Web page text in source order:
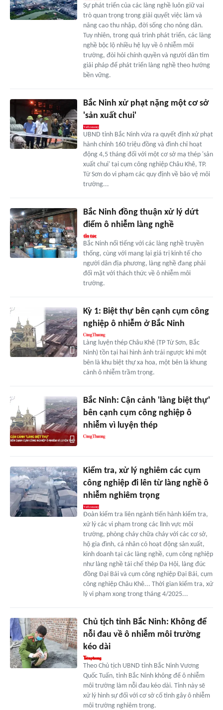
Sự phát triển của các làng nghề luôn giữ vai
trò quan trọng trong giải quyết việc làm và
nâng cao thu nhập, đời sống cho nông dân.
Tuy nhiên, trong quá trình phát triển, các làng
nghề bộc lộ nhiều hệ lụy về ô nhiễm môi
trường, đòi hỏi chính quyền và người dân tìm
giải pháp để phát triển làng nghề theo hướng
bền vững.
Bắc Ninh xử phạt nặng một cơ sở
'sản xuất chui'
UBND tỉnh Bắc Ninh vừa ra quyết định xử phạt
hành chính 160 triệu đồng và đình chỉ hoạt
động 4,5 tháng đối với một cơ sở mạ thép 'sản
xuất chui' tại cụm công nghiệp Châu Khê, TP.
Từ Sơn do vi phạm các quy định về bảo vệ môi
trường...
Bắc Ninh đồng thuận xử lý dứt
điểm ô nhiễm làng nghề
Bắc Ninh nổi tiếng với các làng nghề truyền
thống, cùng với mang lại giá trị kinh tế cho
người dân địa phương, làng nghề đang phải
đối mặt với thách thức về ô nhiễm môi
trường.
Kỳ 1: Biệt thự bên cạnh cụm công
nghiệp ô nhiễm ở Bắc Ninh
Làng luyện thép Châu Khê (TP Từ Sơn, Bắc
Ninh) tồn tại hai hình ảnh trái ngược khi một
bên là khu biệt thự xa hoa, một bên là khung
cảnh ô nhiễm trầm trọng.
Bắc Ninh: Cận cảnh 'làng biệt thự'
bên cạnh cụm công nghiệp ô
nhiễm vì luyện thép
Kiểm tra, xử lý nghiêm các cụm
công nghiệp đi lên từ làng nghề ô
nhiễm nghiêm trọng
Đoàn kiểm tra liên ngành tiến hành kiểm tra,
xử lý các vi phạm trong các lĩnh vực môi
trường, phòng cháy chữa cháy với các cơ sở,
hộ gia đình, cá nhân có hoạt động sản xuất,
kinh doanh tại các làng nghề, cụm công nghiệp
như làng nghề tái chế thép Đa Hội, làng đúc
đồng Đại Bái và cụm công nghiệp Đại Bái, cụm
công nghiệp Châu Khê... Thời gian kiểm tra, xử
lý vi phạm xong trong tháng 4/2025...
Chủ tịch tỉnh Bắc Ninh: Không để
nỗi đau về ô nhiễm môi trường
kéo dài
Theo Chủ tịch UBND tỉnh Bắc Ninh Vương
Quốc Tuấn, tỉnh Bắc Ninh không để ô nhiễm
môi trường làm nỗi đau kéo dài. Tỉnh này sẽ
xử lý hình sự đối với cơ sở cố tình gây ô nhiễm
môi trường nghiêm trọng.